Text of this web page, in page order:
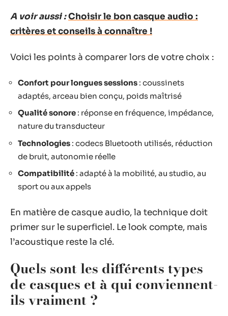
A voir aussi :Choisir le bon casque audio :
critères et conseils à connaître !
Voici les points à comparer lors de votre choix :
Confort pour longues sessions : coussinets
adaptés, arceau bien conçu, poids maîtrisé
Qualité sonore : réponse en fréquence, impédance,
nature du transducteur
Technologies : codecs Bluetooth utilisés, réduction
de bruit, autonomie réelle
Compatibilité : adapté à la mobilité, au studio, au
sport ou aux appels
En matière de casque audio, la technique doit
primer sur le superficiel. Le look compte, mais
l’acoustique reste la clé.
Quels sont les différents types
de casques et à qui conviennent-
ils vraiment ?